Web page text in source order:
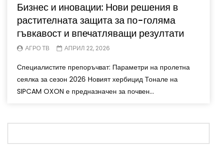
Бизнес и иновации: Нови решения в
растителната защита за по-голяма
гъвкавост и впечатляващи резултати
АГРО ТВ АПРИЛ 22, 2026
Специалистите препоръчват: Параметри на пролетна
сеялка за сезон 2026 Новият хербицид Тонале на
SIPCAM OXON е предназначен за почвен...